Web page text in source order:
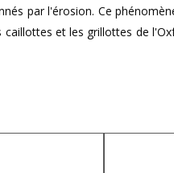
par l'érosion. Ce
et les grillottes de